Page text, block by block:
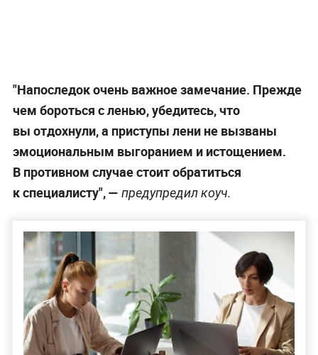
"Напоследок очень важное замечание. Прежде
чем бороться с ленью, убедитесь, что
вы отдохнули, а приступы лени не вызваны
эмоциональным выгоранием и истощением.
В противном случае стоит обратиться
к специалисту", — предупредил коуч.